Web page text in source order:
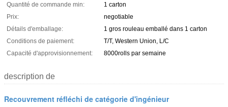
Quantité de commande min:
1 carton
Prix:
negotiable
Détails d'emballage:
1 gros rouleau emballé dans 1 carton
Conditions de paiement:
T/T, Western Union, L/C
Capacité d'approvisionnement:
8000rolls par semaine
description de
Recouvrement réfléchi de catégorie d'ingénieur